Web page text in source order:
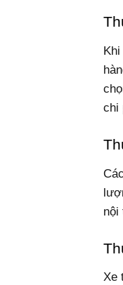
chi
nội
Xe